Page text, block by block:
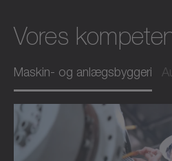
Vores
Maskin- og anlægsbyggeri